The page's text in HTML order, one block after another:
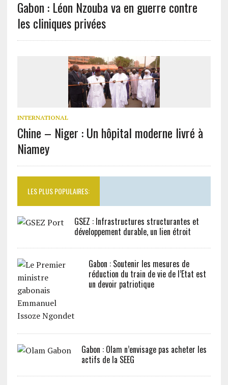
Gabon : Léon Nzouba va en guerre contre
les cliniques privées
INTERNATIONAL
Chine – Niger : Un hôpital moderne livré à
Niamey
LES PLUS POPULAIRES:
GSEZ : Infrastructures structurantes et
développement durable, un lien étroit
Gabon : Soutenir les mesures de
réduction du train de vie de l’Etat est
un devoir patriotique
Gabon : Olam n’envisage pas acheter les
actifs de la SEEG